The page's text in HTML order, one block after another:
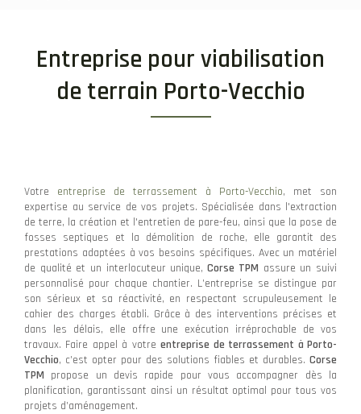
Entreprise pour viabilisation
de terrain Porto-Vecchio
Votre entreprise de terrassement à Porto-Vecchio, met son
expertise au service de vos projets. Spécialisée dans l'extraction
de terre, la création et l'entretien de pare-feu, ainsi que la pose de
fosses septiques et la démolition de roche, elle garantit des
prestations adaptées à vos besoins spécifiques. Avec un matériel
de qualité et un interlocuteur unique, Corse TPM assure un suivi
personnalisé pour chaque chantier. L’entreprise se distingue par
son sérieux et sa réactivité, en respectant scrupuleusement le
cahier des charges établi. Grâce à des interventions précises et
dans les délais, elle offre une exécution irréprochable de vos
travaux. Faire appel à votreentreprise de terrassement à Porto-
Vecchio, c’est opter pour des solutions fiables et durables. Corse
TPM propose un devis rapide pour vous accompagner dès la
planification, garantissant ainsi un résultat optimal pour tous vos
projets d’aménagement.